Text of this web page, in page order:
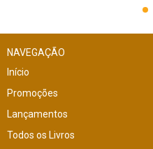
NAVEGAÇÃO
Início
Promoções
Lançamentos
Todos os Livros